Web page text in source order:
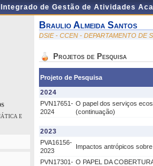
de Gestão de Atividades
E
Braulio Almeida Santos
DSIE - CCEN - DEPARTAMENTO DE
Projetos de Pesquisa
Projeto de Pesquisa
2024
PVN17651-
2024
O papel dos serviços
(continuação)
2023
PVA16156-
2023
Impactos antrópicos
PVN17301- O PAPEL DA